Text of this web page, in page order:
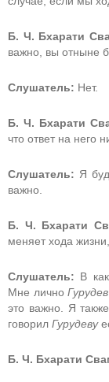
Б. Ч. Бхарати
важно, вы отныне
Слушатель: Нет.
Б. Ч. Бхарати
что ответ на него
Слушатель: Я
важно.
Б. Ч. Бхарати
меняет хода
Слушатель: В
Мне личноГурудев
это важно. Я
говорил Гурудеву
Б. Ч. Бхарати